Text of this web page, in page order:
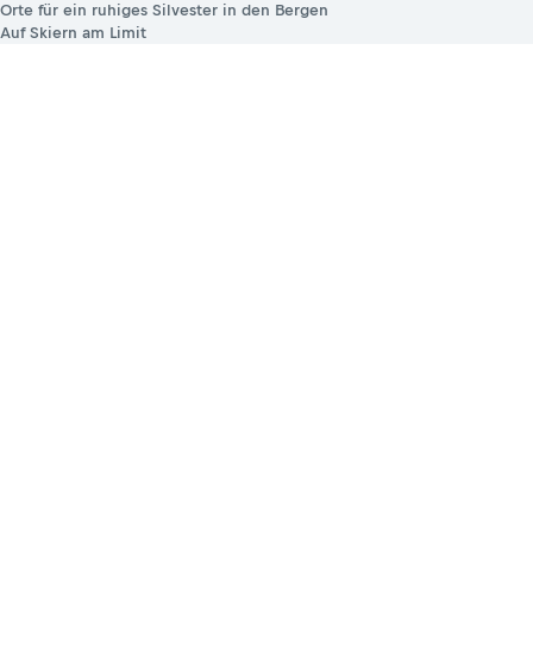
Orte für ein ruhiges Silvester in den Bergen
Auf Skiern am Limit